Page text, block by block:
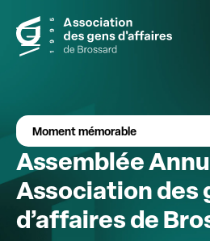
Moment mémorable
Assemblée
Association des
d’affaires de